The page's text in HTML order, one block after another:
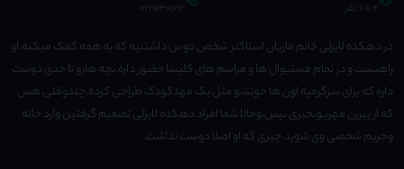
4 تا 6 نفر 02191301612
در دهکده لایزلی خانم ماریان استاکنر شخص دوس داشتنیه که به همه کمک میکنه.او
راهبست و در تمام فستیوال ها و مراسم های کلیسا حضور داره.بچه هارو تا حدی دوست
داره که برای سرگرمیه اون ها خونشو مثل یک مهدکودک طراحی کرده.چندوقتی هس
که از پیرزن مهربونخبری نیس،وحالا شما افراد دهکده لایزلی تصمیم گرفتین وارد خانه
وحریم شخصی وی شوید،چیزی که او اصلا دوست نداشت.